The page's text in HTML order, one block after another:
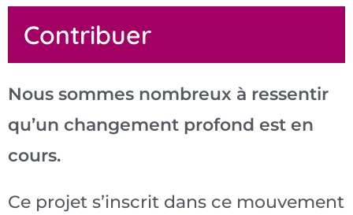
Contribuer
Nous sommes nombreux à ressentir
qu’un changement profond est en
cours.
Ce projet s’inscrit dans ce mouvement